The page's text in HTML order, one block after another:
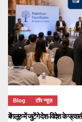
Blog टॉप न्यूज़
बेंगलूरु में जुटेंगे देश-विदेश के